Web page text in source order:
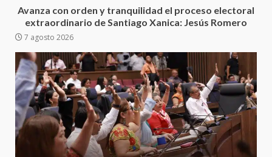
Avanza con orden y tranquilidad el proceso electoral
extraordinario de Santiago Xanica: Jesús Romero
7 agosto 2026
3
4
con el Gobernador Salomón Jara
Cruz reafirma la consolidación
de la transformación en
territorio oaxaqueño
30 julio 2026
Secretaría de Gobierno refuerza
presencia institucional en San
Juan Mazatlán